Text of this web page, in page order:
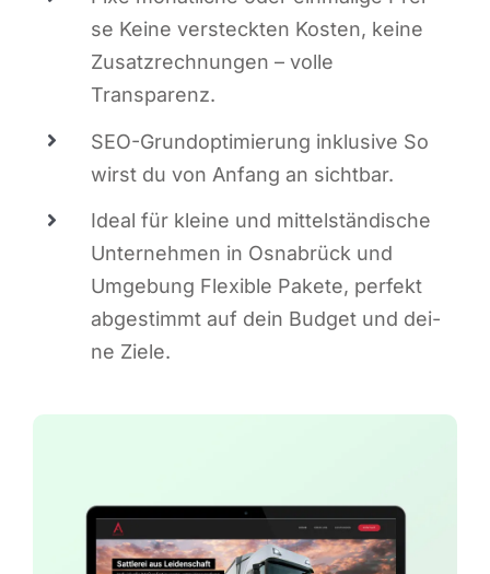
se Kei­ne ver­steck­ten Kos­ten, kei­ne
Zusatz­rech­nun­gen – vol­le
Transparenz.
SEO-Grund­op­ti­mie­rung inklu­si­ve So
wirst du von Anfang an sichtbar.
Ide­al für klei­ne und mit­tel­stän­di­sche
Unter­neh­men in Osna­brück und
Umge­bung Fle­xi­ble Pake­te, per­fekt
abge­stimmt auf dein Bud­get und dei­
ne Ziele.